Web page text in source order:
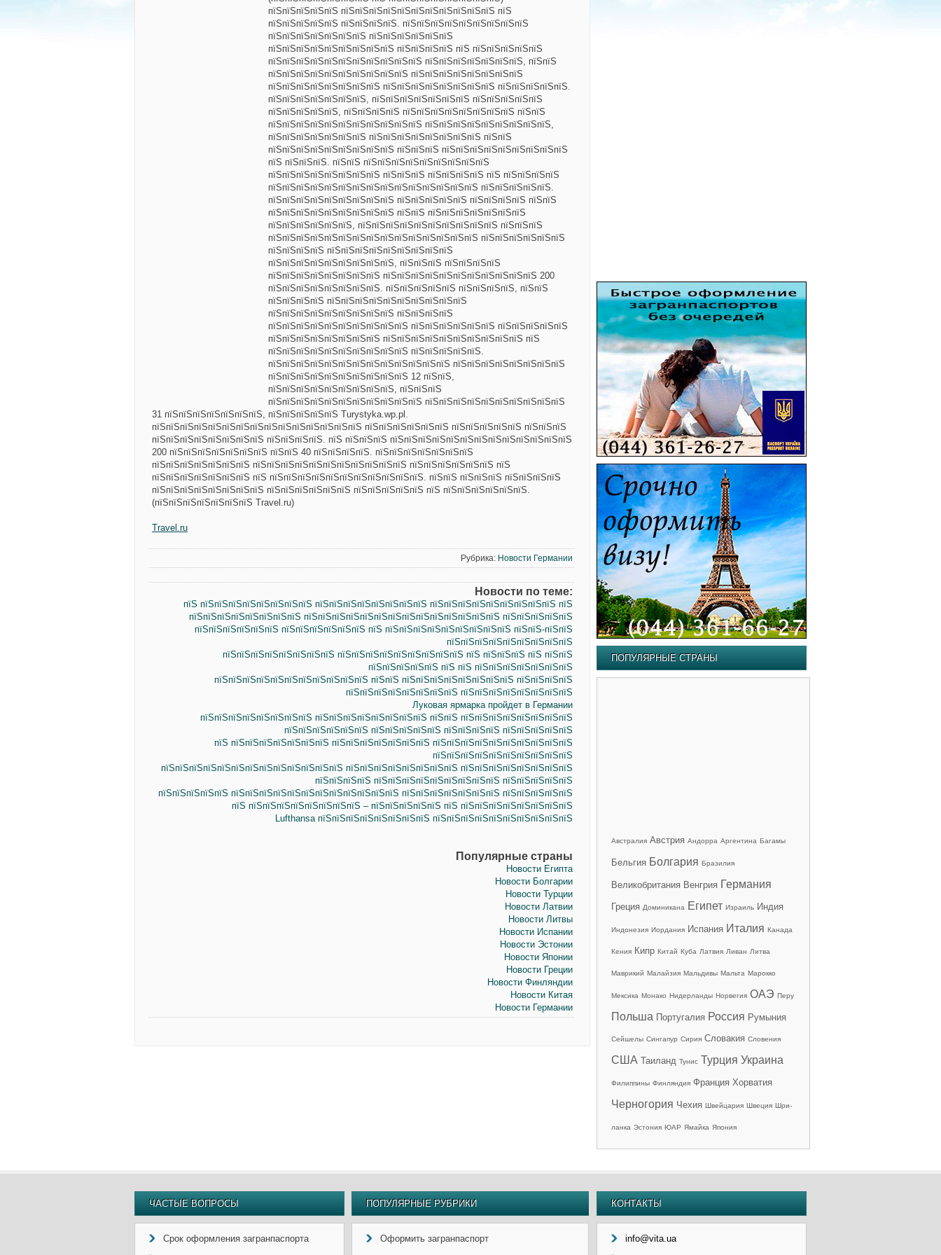
пїЅпїЅпїЅпїЅпїЅ пїЅпїЅпїЅпїЅпїЅпїЅпїЅпїЅпїЅпїЅпїЅ пїЅ
пїЅпїЅпїЅпїЅпїЅ пїЅпїЅпїЅпїЅ. пїЅпїЅпїЅпїЅпїЅпїЅпїЅпїЅпїЅ
пїЅпїЅпїЅпїЅпїЅпїЅпїЅ пїЅпїЅпїЅпїЅпїЅпїЅ
пїЅпїЅпїЅпїЅпїЅпїЅпїЅпїЅпїЅ пїЅпїЅпїЅпїЅ пїЅ пїЅпїЅпїЅпїЅпїЅ
пїЅпїЅпїЅпїЅпїЅпїЅпїЅпїЅпїЅпїЅпїЅ пїЅпїЅпїЅпїЅпїЅпїЅпїЅ, пїЅпїЅ
пїЅпїЅпїЅпїЅпїЅпїЅпїЅпїЅпїЅпїЅ пїЅпїЅпїЅпїЅпїЅпїЅпїЅпїЅ
пїЅпїЅпїЅпїЅпїЅпїЅпїЅпїЅ пїЅпїЅпїЅпїЅпїЅпїЅпїЅпїЅ пїЅпїЅпїЅпїЅпїЅ.
пїЅпїЅпїЅпїЅпїЅпїЅпїЅ, пїЅпїЅпїЅпїЅпїЅпїЅпїЅ пїЅпїЅпїЅпїЅпїЅ
пїЅпїЅпїЅпїЅпїЅ, пїЅпїЅпїЅпїЅ пїЅпїЅпїЅпїЅпїЅпїЅпїЅпїЅ пїЅпїЅ
пїЅпїЅпїЅпїЅпїЅпїЅпїЅпїЅпїЅпїЅпїЅ пїЅпїЅпїЅпїЅпїЅпїЅпїЅпїЅпїЅ,
пїЅпїЅпїЅпїЅпїЅпїЅпїЅ пїЅпїЅпїЅпїЅпїЅпїЅпїЅпїЅ пїЅпїЅ
пїЅпїЅпїЅпїЅпїЅпїЅпїЅпїЅпїЅ пїЅпїЅпїЅ пїЅпїЅпїЅпїЅпїЅпїЅпїЅпїЅпїЅ
пїЅ пїЅпїЅпїЅ. пїЅпїЅ пїЅпїЅпїЅпїЅпїЅпїЅпїЅпїЅпїЅ
пїЅпїЅпїЅпїЅпїЅпїЅпїЅпїЅ пїЅпїЅпїЅ пїЅпїЅпїЅпїЅ пїЅ пїЅпїЅпїЅпїЅ
пїЅпїЅпїЅпїЅпїЅпїЅпїЅпїЅпїЅпїЅпїЅпїЅпїЅпїЅпїЅ пїЅпїЅпїЅпїЅпїЅ.
пїЅпїЅпїЅпїЅпїЅпїЅпїЅпїЅпїЅ пїЅпїЅпїЅпїЅпїЅ пїЅпїЅпїЅпїЅ пїЅпїЅ
пїЅпїЅпїЅпїЅпїЅпїЅпїЅпїЅпїЅ пїЅпїЅ пїЅпїЅпїЅпїЅпїЅпїЅпїЅ
пїЅпїЅпїЅпїЅпїЅпїЅ, пїЅпїЅпїЅпїЅпїЅпїЅпїЅпїЅпїЅпїЅ пїЅпїЅпїЅ
пїЅпїЅпїЅпїЅпїЅпїЅпїЅпїЅпїЅпїЅпїЅпїЅпїЅпїЅпїЅ пїЅпїЅпїЅпїЅпїЅпїЅ
пїЅпїЅпїЅпїЅ пїЅпїЅпїЅпїЅпїЅпїЅпїЅпїЅпїЅ
пїЅпїЅпїЅпїЅпїЅпїЅпїЅпїЅпїЅ, пїЅпїЅпїЅ пїЅпїЅпїЅпїЅ
пїЅпїЅпїЅпїЅпїЅпїЅпїЅпїЅ пїЅпїЅпїЅпїЅпїЅпїЅпїЅпїЅпїЅпїЅпїЅ 200
пїЅпїЅпїЅпїЅпїЅпїЅпїЅпїЅ. пїЅпїЅпїЅпїЅпїЅ пїЅпїЅпїЅпїЅ, пїЅпїЅ
пїЅпїЅпїЅпїЅ пїЅпїЅпїЅпїЅпїЅпїЅпїЅпїЅпїЅпїЅ
пїЅпїЅпїЅпїЅпїЅпїЅпїЅпїЅпїЅ пїЅпїЅпїЅпїЅ
пїЅпїЅпїЅпїЅпїЅпїЅпїЅпїЅпїЅпїЅ пїЅпїЅпїЅпїЅпїЅпїЅ пїЅпїЅпїЅпїЅпїЅ
пїЅпїЅпїЅпїЅпїЅпїЅпїЅпїЅ пїЅпїЅпїЅпїЅпїЅпїЅпїЅпїЅпїЅпїЅ пїЅ
пїЅпїЅпїЅпїЅпїЅпїЅпїЅпїЅпїЅпїЅ пїЅпїЅпїЅпїЅпїЅ.
пїЅпїЅпїЅпїЅпїЅпїЅпїЅпїЅпїЅпїЅпїЅпїЅпїЅ пїЅпїЅпїЅпїЅпїЅпїЅпїЅпїЅ
пїЅпїЅпїЅпїЅпїЅпїЅпїЅпїЅпїЅпїЅ 12 пїЅпїЅ,
пїЅпїЅпїЅпїЅпїЅпїЅпїЅпїЅпїЅ, пїЅпїЅпїЅ
пїЅпїЅпїЅпїЅпїЅпїЅпїЅпїЅпїЅпїЅпїЅ пїЅпїЅпїЅпїЅпїЅпїЅпїЅпїЅпїЅпїЅ
31 пїЅпїЅпїЅпїЅпїЅпїЅпїЅ, пїЅпїЅпїЅпїЅпїЅ Turystyka.wp.pl.
пїЅпїЅпїЅпїЅпїЅпїЅпїЅпїЅпїЅпїЅпїЅпїЅпїЅпїЅпїЅ пїЅпїЅпїЅпїЅпїЅпїЅ пїЅпїЅпїЅпїЅпїЅ пїЅпїЅпїЅ
пїЅпїЅпїЅпїЅпїЅпїЅпїЅпїЅ пїЅпїЅпїЅпїЅ. пїЅ пїЅпїЅпїЅ пїЅпїЅпїЅпїЅпїЅпїЅпїЅпїЅпїЅпїЅпїЅпїЅпїЅ
200 пїЅпїЅпїЅпїЅпїЅпїЅпїЅ пїЅпїЅ 40 пїЅпїЅпїЅпїЅ. пїЅпїЅпїЅпїЅпїЅпїЅпїЅ
пїЅпїЅпїЅпїЅпїЅпїЅпїЅ пїЅпїЅпїЅпїЅпїЅпїЅпїЅпїЅпїЅпїЅпїЅ пїЅпїЅпїЅпїЅпїЅпїЅ пїЅ
пїЅпїЅпїЅпїЅпїЅпїЅпїЅ пїЅ пїЅпїЅпїЅпїЅпїЅпїЅпїЅпїЅпїЅпїЅпїЅ. пїЅпїЅ пїЅпїЅпїЅ пїЅпїЅпїЅпїЅ
пїЅпїЅпїЅпїЅпїЅпїЅпїЅпїЅ пїЅпїЅпїЅпїЅпїЅпїЅ пїЅпїЅпїЅпїЅпїЅ пїЅ пїЅпїЅпїЅпїЅпїЅпїЅ.
(пїЅпїЅпїЅпїЅпїЅпїЅпїЅ Travel.ru)
Travel.ru
Рубрика: Новости Германии
Новости по теме:
пїЅ пїЅпїЅпїЅпїЅпїЅпїЅпїЅпїЅ пїЅпїЅпїЅпїЅпїЅпїЅпїЅпїЅ пїЅпїЅпїЅпїЅпїЅпїЅпїЅпїЅпїЅ пїЅ
пїЅпїЅпїЅпїЅпїЅпїЅпїЅпїЅ пїЅпїЅпїЅпїЅпїЅпїЅпїЅпїЅпїЅпїЅпїЅпїЅпїЅпїЅ пїЅпїЅпїЅпїЅпїЅ
пїЅпїЅпїЅпїЅпїЅпїЅ пїЅпїЅпїЅпїЅпїЅпїЅ пїЅ пїЅпїЅпїЅпїЅпїЅпїЅпїЅпїЅпїЅ пїЅпїЅ-пїЅпїЅ
пїЅпїЅпїЅпїЅпїЅпїЅпїЅпїЅпїЅ
пїЅпїЅпїЅпїЅпїЅпїЅпїЅпїЅ пїЅпїЅпїЅпїЅпїЅпїЅпїЅпїЅпїЅ пїЅ пїЅпїЅпїЅ пїЅ пїЅпїЅ
пїЅпїЅпїЅпїЅпїЅ пїЅ пїЅ пїЅпїЅпїЅпїЅпїЅпїЅпїЅ
пїЅпїЅпїЅпїЅпїЅпїЅпїЅпїЅпїЅпїЅпїЅ пїЅпїЅ пїЅпїЅпїЅпїЅпїЅпїЅпїЅпїЅ пїЅпїЅпїЅпїЅ
пїЅпїЅпїЅпїЅпїЅпїЅпїЅпїЅ пїЅпїЅпїЅпїЅпїЅпїЅпїЅпїЅ
Луковая ярмарка пройдет в Германии
пїЅпїЅпїЅпїЅпїЅпїЅпїЅпїЅ пїЅпїЅпїЅпїЅпїЅпїЅпїЅпїЅ пїЅпїЅ пїЅпїЅпїЅпїЅпїЅпїЅпїЅпїЅ
пїЅпїЅпїЅпїЅпїЅпїЅ пїЅпїЅпїЅпїЅпїЅ пїЅпїЅпїЅпїЅ пїЅпїЅпїЅпїЅпїЅ
пїЅ пїЅпїЅпїЅпїЅпїЅпїЅпїЅ пїЅпїЅпїЅпїЅпїЅпїЅпїЅ пїЅпїЅпїЅпїЅпїЅпїЅпїЅпїЅпїЅпїЅ
пїЅпїЅпїЅпїЅпїЅпїЅпїЅпїЅпїЅпїЅ
пїЅпїЅпїЅпїЅпїЅпїЅпїЅпїЅпїЅпїЅпїЅпїЅпїЅ пїЅпїЅпїЅпїЅпїЅпїЅпїЅпїЅ пїЅпїЅпїЅпїЅпїЅпїЅпїЅпїЅ
пїЅпїЅпїЅпїЅ пїЅпїЅпїЅпїЅпїЅпїЅпїЅпїЅпїЅ пїЅпїЅпїЅпїЅпїЅ
пїЅпїЅпїЅпїЅпїЅ пїЅпїЅпїЅпїЅпїЅпїЅпїЅпїЅпїЅпїЅпїЅпїЅ пїЅпїЅпїЅпїЅпїЅпїЅпїЅ пїЅпїЅпїЅпїЅпїЅ
пїЅ пїЅпїЅпїЅпїЅпїЅпїЅпїЅпїЅ – пїЅпїЅпїЅпїЅпїЅ пїЅ пїЅпїЅпїЅпїЅпїЅпїЅпїЅпїЅ
Lufthansa пїЅпїЅпїЅпїЅпїЅпїЅпїЅпїЅ пїЅпїЅпїЅпїЅпїЅпїЅпїЅпїЅпїЅпїЅ
Популярные страны
Новости Египта
Новости Болгарии
Новости Турции
Новости Латвии
Новости Литвы
Новости Испании
Новости Эстонии
Новости Японии
Новости Греции
Новости Финляндии
Новости Китая
Новости Германии
ПОПУЛЯРНЫЕ СТРАНЫ
Австралия Австрия Андорра Аргентина Багамы
Бельгия Болгария Бразилия
Великобритания Венгрия Германия
Греция Доминикана Египет Израиль Индия
Индонезия Иордания Испания Италия Канада
Кения Кипр Китай Куба Латвия Ливан Литва
Маврикий Малайзия Мальдивы Мальта Марокко
Мексика Монако Нидерланды Норвегия ОАЭ Перу
Польша Португалия Россия Румыния
Сейшелы Сингапур Сирия Словакия Словения
США Таиланд Тунис Турция Украина
Филиппины Финляндия Франция Хорватия
Черногория Чехия Швейцария Швеция Шри-
ланка Эстония ЮАР Ямайка Япония
ЧАСТЫЕ ВОПРОСЫ
Срок оформления загранпаспорта
ПОПУЛЯРНЫЕ РУБРИКИ
Оформить загранпаспорт
КОНТАКТЫ
info@vita.ua